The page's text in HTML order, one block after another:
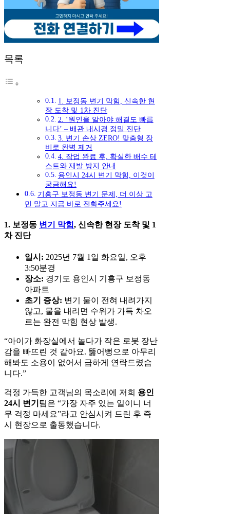
목록
1. 보정동 변기 막힘, 신속한 현
장 도착 및 1차 진단
2. ‘원인을 알아야 해결도 빠릅
니다’ – 배관 내시경 정밀 진단
3. 변기 손상 ZERO! 맞춤형 장
비로 완벽 제거
4. 작업 완료 후, 확실한 배수 테
스트와 재발 방지 안내
용인시 24시 변기 막힘, 이것이
궁금해요!
기흥구 보정동 변기 문제, 더 이상 고
민 말고 지금 바로 전화주세요!
1. 보정동 변기 막힘, 신속한 현장 도착 및 1
차 진단
일시: 2025년 7월 1일 화요일, 오후
3:50분경
장소: 경기도 용인시 기흥구 보정동
아파트
초기 증상: 변기 물이 전혀 내려가지
않고, 물을 내리면 수위가 가득 차오
르는 완전 막힘 현상 발생.
“아이가 화장실에서 놀다가 작은 로봇 장난
감을 빠뜨린 것 같아요. 뚫어뻥으로 아무리
해봐도 소용이 없어서 급하게 연락드렸습
니다.”
걱정 가득한 고객님의 목소리에 저희 용인
24시 변기 팀은 “가장 자주 있는 일이니 너
무 걱정 마세요”라고 안심시켜 드린 후 즉
시 현장으로 출동했습니다.